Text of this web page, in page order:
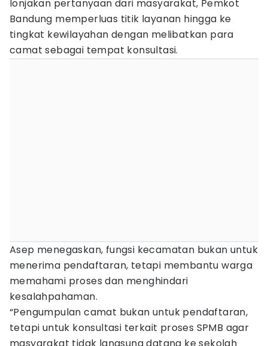
lonjakan pertanyaan dari masyarakat, Pemkot
Bandung memperluas titik layanan hingga ke
tingkat kewilayahan dengan melibatkan para
camat sebagai tempat konsultasi.
Asep menegaskan, fungsi kecamatan bukan untuk
menerima pendaftaran, tetapi membantu warga
memahami proses dan menghindari
kesalahpahaman.
“Pengumpulan camat bukan untuk pendaftaran,
tetapi untuk konsultasi terkait proses SPMB agar